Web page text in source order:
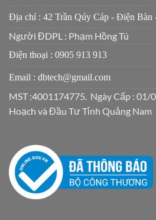
Địa chỉ : 42 Trần Qúy Cáp - Điện
Người ĐDPL : Phạm Hồng Tú
Điện thoại : 0905 913 913
Email : dbtech@gmail.com
MST :4001174775. Ngày Cấp : 01/
Hoạch và Đầu Tư Tỉnh Quảng Nam